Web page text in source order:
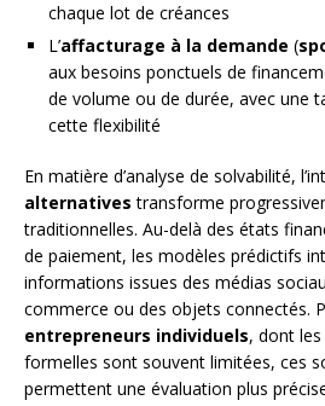
chaque lot de créances
L’affacturage à la demande (
aux besoins ponctuels de
de volume ou de durée, avec une
cette flexibilité
En matière d’analyse de solvabilité,
alternatives transforme
traditionnelles. Au-delà des états
de paiement, les modèles prédictifs
informations issues des médias
commerce ou des objets connectés.
entrepreneurs individuels, dont
formelles sont souvent limitées, ces
permettent une évaluation plus